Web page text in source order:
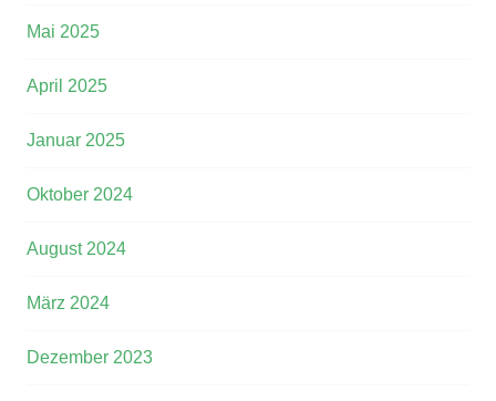
Mai 2025
April 2025
Januar 2025
Oktober 2024
August 2024
März 2024
Dezember 2023